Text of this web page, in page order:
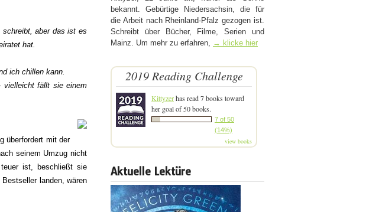
schreibt, aber das ist es
hat.
ich chillen kann.
vielleicht fällt sie einem
überfordert mit der
seinem Umzug nicht
ist, beschließt sie
landen, wären
bekannt. Gebürtige Niedersachsin, die für
die Arbeit nach Rheinland-Pfalz gezogen ist.
Schreibt über Bücher, Filme, Serien und
Mainz. Um mehr zu erfahren, → klicke hier
2019 Reading Challenge
Kittyzerhas read 7 books toward
her goal of 50 books.
7 of 50
(14%)
view books
Aktuelle Lektüre